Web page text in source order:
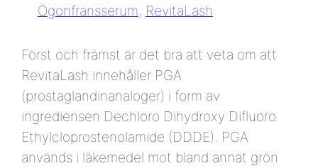
Ögonfransserum, RevitaLash
Först och främst är det bra att veta om att
RevitaLash innehåller PGA
(prostaglandinanaloger) i form av
ingrediensen Dechloro Dihydroxy Difluoro
Ethylcloprostenolamide (DDDE). PGA
används i läkemedel mot bland annat grön